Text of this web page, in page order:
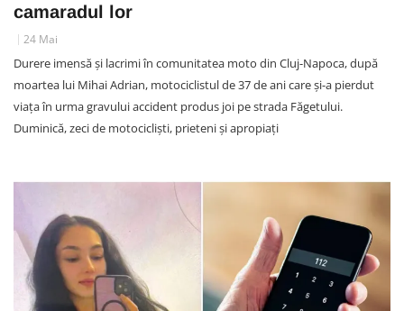
camaradul lor
24 Mai
Durere imensă și lacrimi în comunitatea moto din Cluj-Napoca, după
moartea lui Mihai Adrian, motociclistul de 37 de ani care și-a pierdut
viața în urma gravului accident produs joi pe strada Făgetului.
Duminică, zeci de motocicliști, prieteni și apropiați